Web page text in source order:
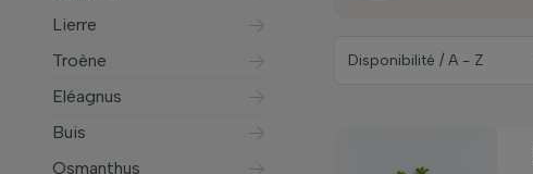
Lierre
Troène
Eléagnus
Buis
Osmanthus